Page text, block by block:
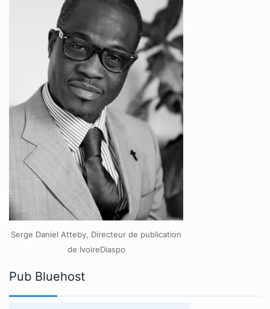
Serge Daniel Atteby, Directeur de publication
de IvoireDiaspo
Pub Bluehost